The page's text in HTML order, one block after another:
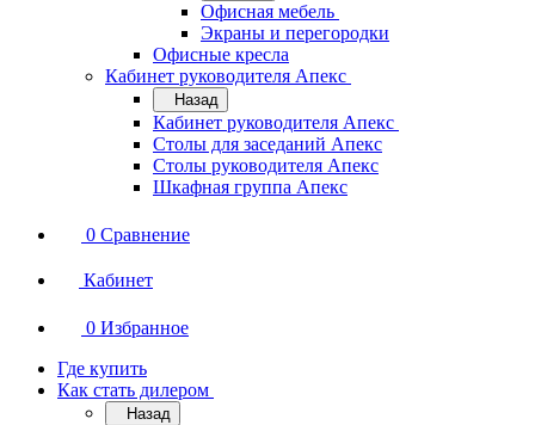
Офисная мебель
Экраны и перегородки
Офисные кресла
Кабинет руководителя Апекс
Назад
Кабинет руководителя Апекс
Столы для заседаний Апекс
Столы руководителя Апекс
Шкафная группа Апекс
0 Сравнение
Кабинет
0 Избранное
Где купить
Как стать дилером
Назад